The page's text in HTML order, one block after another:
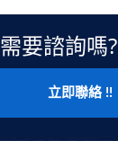
要諮詢嗎?
立即聯絡 !!